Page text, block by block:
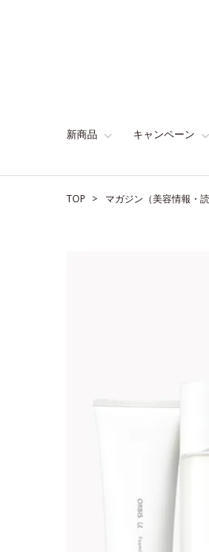
新商品 キャンペーン
TOP マガジン（美容情報・読